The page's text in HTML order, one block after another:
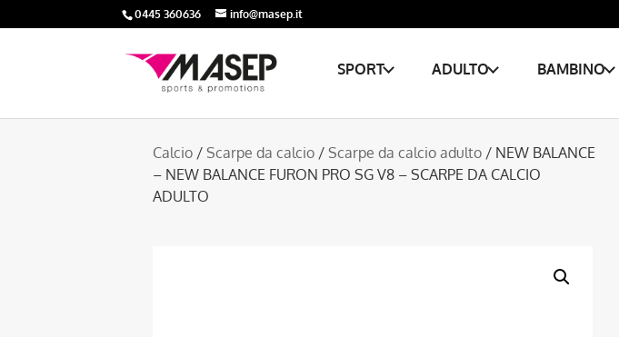
0445 360636 info@masep.it
SPORT ADULTO BAMBINO
Calcio / Scarpe da calcio / Scarpe da calcio adulto / NEW BALANCE
– NEW BALANCE FURON PRO SG V8 – SCARPE DA CALCIO
ADULTO